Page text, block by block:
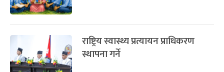
राष्ट्रिय स्वास्थ्य प्रत्यायन प्राधिकरण
स्थापना गर्ने